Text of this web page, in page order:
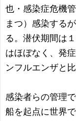
也・感染症危機
まつ）感染する
る。潜伏期間は
はほぼなく、発
ンフルエンザと
感染者らの管理
船を起点に世界